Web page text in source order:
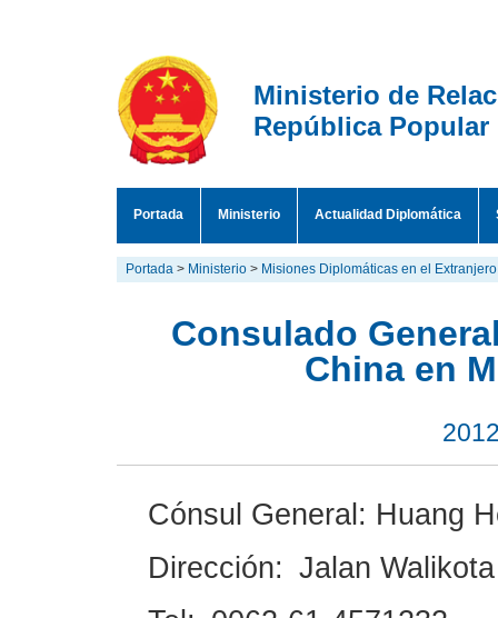
Ministerio de
República Popular
Portada Ministerio Actualidad Diplomática
Portada > Ministerio > Misiones Diplomáticas en el Extranjero
Consulado
China en
Cónsul General: Huang
Dirección: Jalan